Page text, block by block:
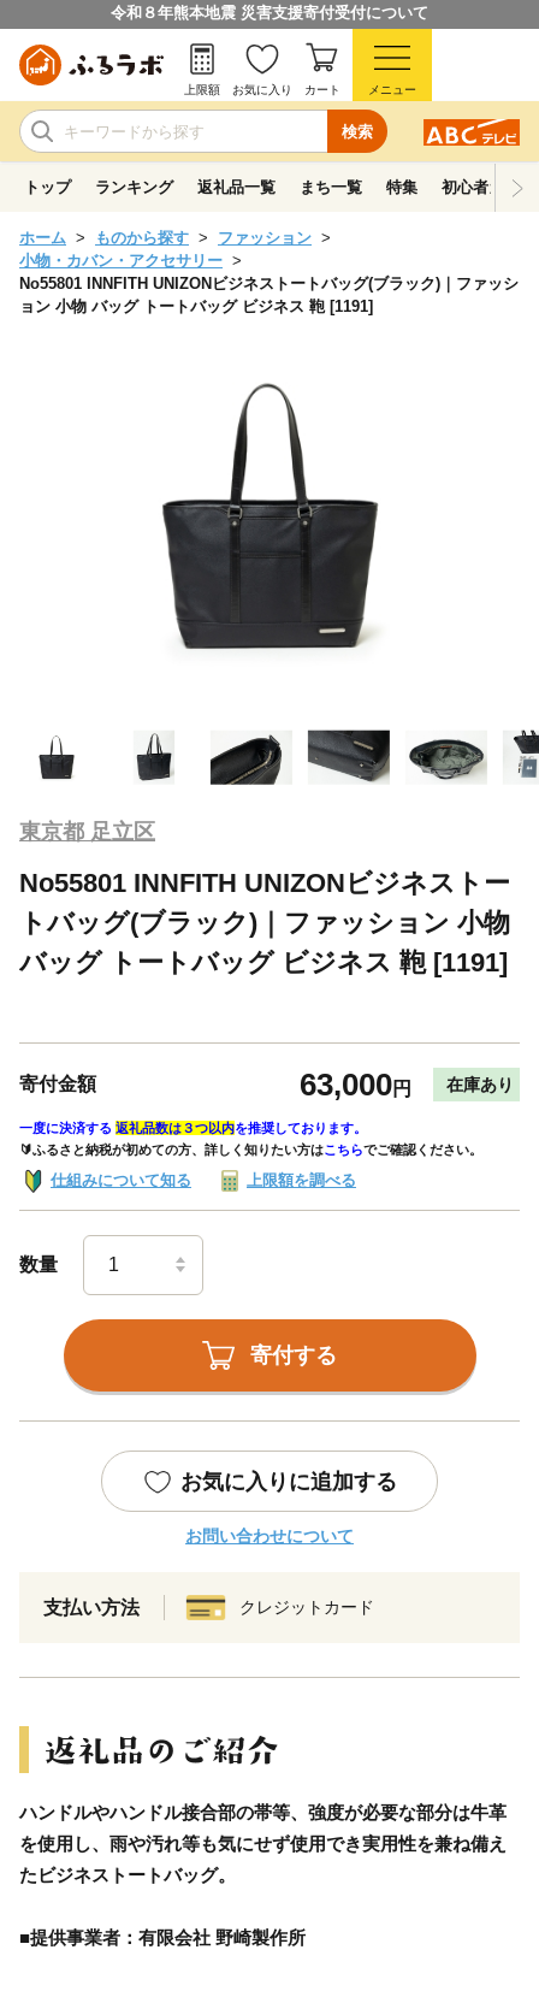
令和８年熊本地震 災害支援寄付受付について
検索
上限額 お気に入り カート メニュー
トップ ランキング 返礼品一覧 まち一覧 特集 初心者ガイド
ホーム ものから探す
ファッション
小物・カバン・アクセサリー
No55801 INNFITH UNIZONビジネストートバッグ(ブラック)｜ファッシ
ョン 小物 バッグ トートバッグ ビジネス 鞄 [1191]
東京都 足立区
No55801 INNFITH UNIZONビジネストー
トバッグ(ブラック)｜ファッション 小物
バッグ トートバッグ ビジネス 鞄 [1191]
寄付金額 63,000円 在庫あり
一度に決済する 返礼品数は３つ以内を推奨しております。
🔰ふるさと納税が初めての方、詳しく知りたい方はこちらでご確認ください。
仕組みについて知る 上限額を調べる
数量
寄付する
お気に入りに追加する
お問い合わせについて
支払い方法 クレジットカード
ハンドルやハンドル接合部の帯等、強度が必要な部分は牛革
を使用し、雨や汚れ等も気にせず使用でき実用性を兼ね備え
たビジネストートバッグ。
■提供事業者：有限会社 野崎製作所